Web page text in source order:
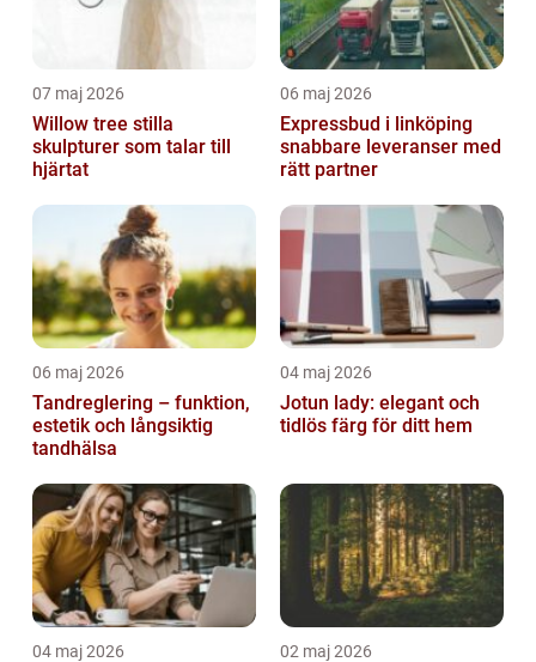
07 maj 2026
Willow tree stilla
skulpturer som talar till
hjärtat
06 maj 2026
Expressbud i linköping
snabbare leveranser med
rätt partner
06 maj 2026
Tandreglering – funktion,
estetik och långsiktig
tandhälsa
04 maj 2026
Jotun lady: elegant och
tidlös färg för ditt hem
04 maj 2026 02 maj 2026